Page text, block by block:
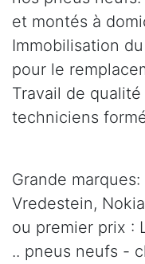
et montés à
Immobilisation
pour le
Travail de
techniciens
Grande
Vredestein,
ou premier prix :
.. pneus neufs -